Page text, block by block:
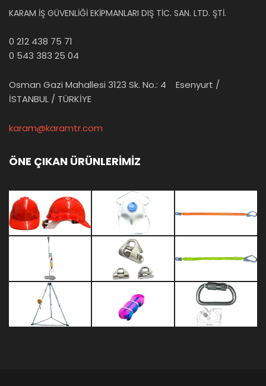
KARAM İŞ GÜVENLİĞİ EKİPMANLARI DIŞ TİC. SAN. LTD. ŞTİ.
0 212 438 75 71
0 543 383 25 04
Osman Gazi Mahallesi 3123 Sk. No.: 4 Esenyurt /
İSTANBUL / TÜRKİYE
karam@karamtr.com
ÖNE ÇIKAN ÜRÜNLERİMİZ